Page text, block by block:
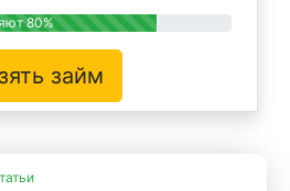
80%
займ